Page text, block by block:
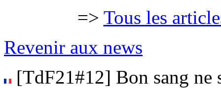
=> Tous les
Revenir aux news
[TdF21#12] Bon sang ne